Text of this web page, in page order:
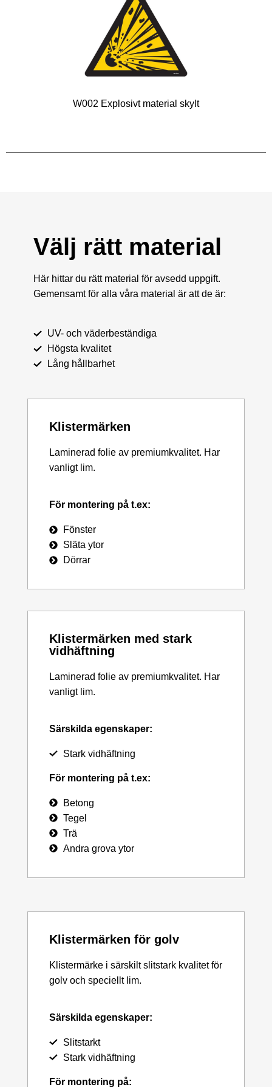
W002 Explosivt material skylt
Välj rätt material
Här hittar du rätt material för avsedd uppgift.
Gemensamt för alla våra material är att de är:
UV- och väderbeständiga
Högsta kvalitet
Lång hållbarhet
Klistermärken
Laminerad folie av premiumkvalitet. Har
vanligt lim.
För montering på t.ex:
Fönster
Släta ytor
Dörrar
Klistermärken med stark
vidhäftning
Laminerad folie av premiumkvalitet. Har
vanligt lim.
Särskilda egenskaper:
Stark vidhäftning
För montering på t.ex:
Betong
Tegel
Trä
Andra grova ytor
Klistermärken för golv
Klistermärke i särskilt slitstark kvalitet för
golv och speciellt lim.
Särskilda egenskaper:
Slitstarkt
Stark vidhäftning
För montering på: